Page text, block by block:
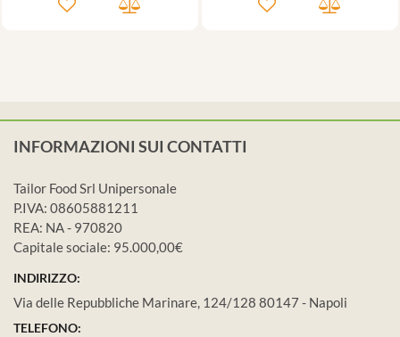
INFORMAZIONI SUI CONTATTI
Tailor Food Srl Unipersonale
P.IVA: 08605881211
REA: NA - 970820
Capitale sociale: 95.000,00€
INDIRIZZO:
Via delle Repubbliche Marinare, 124/128 80147 - Napoli
TELEFONO: